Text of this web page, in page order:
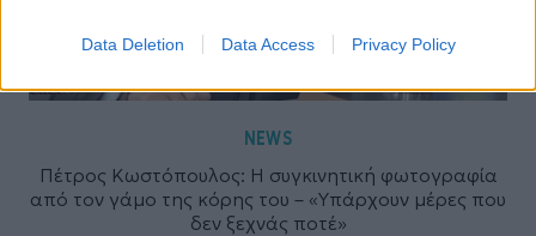
Data Deletion Data Access Privacy Policy
NEWS
Πέτρος Κωστόπουλος: Η συγκινητική φωτογραφία
από τον γάμο της κόρης του – «Υπάρχουν μέρες που
δεν ξεχνάς ποτέ»